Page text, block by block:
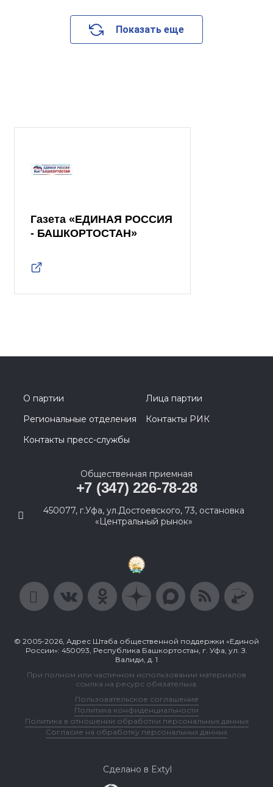
Показать еще
Газета «ЕДИНАЯ РОССИЯ
- БАШКОРТОСТАН»
О партии
Лица партии
Региональные отделения
Контакты РИК
Контакты пресс-службы
Общественная приемная
+7 (347) 226-78-28
450077, г.Уфа, ул.Достоевского, 73, остановка
«Центральный рынок»
© 2005-2026, Адрес Штаба общественной поддержки «Единой
России»: 450093, Республика Башкортостан, г. Уфа, ул. З.
Валиди, д. 1
При полном или частичном использовании материалов
ссылка на ресурс обязательна.
Пользовательское соглашение
Политика конфиденциальности
Политика в отношении обработки персональных данных
Согласие на обработку персональных данных
Сделано в Extyl